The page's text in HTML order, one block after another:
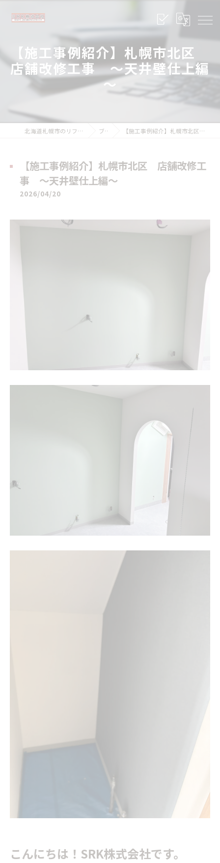
【施工事例紹介】札幌市北区
店舗改修工事 ～天井壁仕上編
～
北海道札幌市のリフォームならSRK株式会社 ブログ 【施工事例紹介】札幌市北区 店舗改修工事 ～天井壁仕上編～
【施工事例紹介】札幌市北区 店舗改修工
事 ～天井壁仕上編～
2026/04/20
こんにちは！SRK株式会社です。